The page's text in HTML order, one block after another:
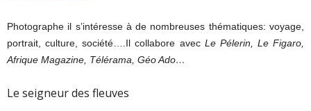
Photographe il s’intéresse à de nombreuses thématiques: voyage,
portrait, culture, société….Il collabore avec Le Pélerin, Le Figaro,
Afrique Magazine, Télérama, Géo Ado…
Le seigneur des fleuves